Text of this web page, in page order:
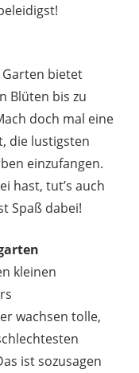
Garten bietet
Blüten bis zu
doch mal eine
die lustigsten
einzufangen.
hast, tut’s auch
Spaß dabei!
kleinen
wachsen tolle,
ist sozusagen